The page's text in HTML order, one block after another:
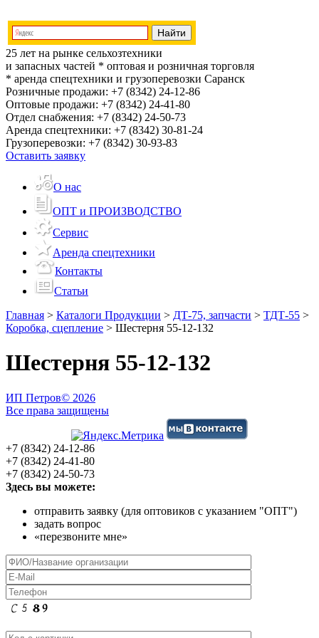
25 лет на рынке сельхозтехники
и запасных частей * оптовая и розничная торговля
* аренда спецтехники и грузоперевозки Саранск
Розничные продажи: +7 (8342) 24-12-86
Оптовые продажи: +7 (8342) 24-41-80
Отдел снабжения: +7 (8342) 24-50-73
Аренда спецтехники: +7 (8342) 30-81-24
Грузоперевозки: +7 (8342) 30-93-83
Оставить заявку
О нас
ОПТ и ПРОИЗВОДСТВО
Сервис
Аренда спецтехники
Контакты
Статьи
Главная > Каталоги Продукции > ДТ-75, запчасти > ТДТ-55 >
Коробка, сцепление > Шестерня 55-12-132
Шестерня 55-12-132
ИП Петров© 2026
Все права защищены
+7 (8342) 24-12-86
+7 (8342) 24-41-80
+7 (8342) 24-50-73
Здесь вы можете:
отправить заявку (для оптовиков с указанием "ОПТ")
задать вопрос
«перезвоните мне»